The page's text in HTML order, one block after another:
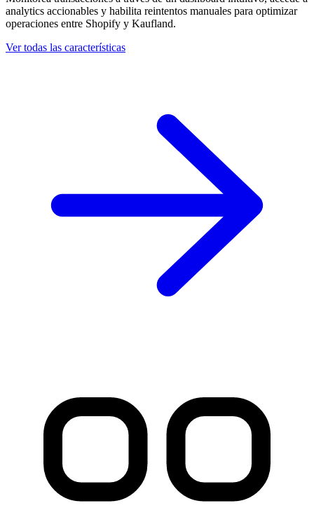
analytics accionables y habilita reintentos manuales para optimizar
operaciones entre Shopify y Kaufland.
Ver todas las características